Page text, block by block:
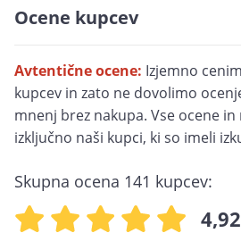
Ocene kupcev
Avtentične ocene: Izjemno
kupcev in zato ne dovolimo
mnenj brez nakupa. Vse ocene
izključno naši kupci, ki so imeli
Skupna ocena 141 kupcev:
4,92